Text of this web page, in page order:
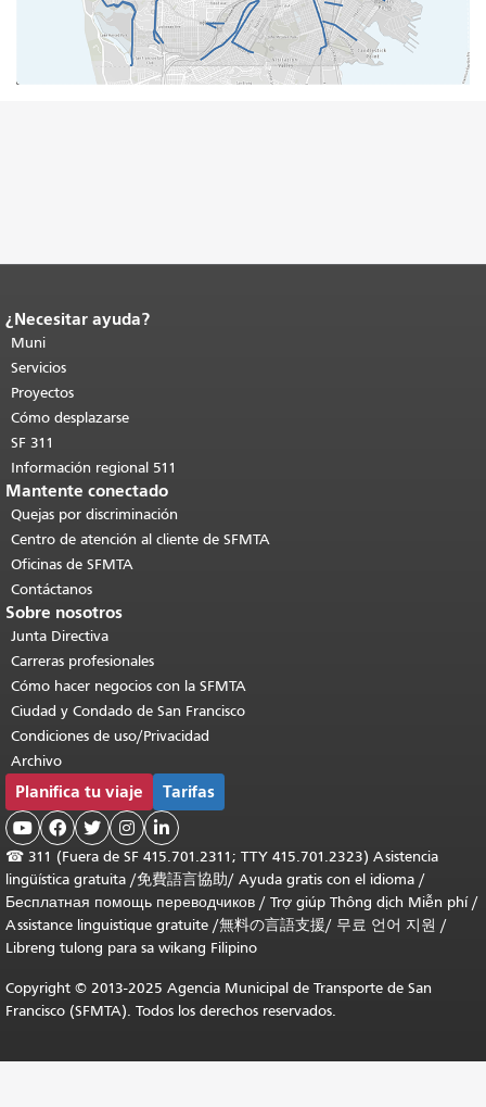
Fin del contenido de la página.
de esta página se repite en todas las
páginas.Volver al principio del
contenido principal
¿Necesitar ayuda?
Muni
Servicios
Proyectos
Cómo desplazarse
SF 311
Información regional 511
Mantente conectado
Quejas por discriminación
Centro de atención al cliente de SFMTA
Oficinas de SFMTA
Contáctanos
Sobre nosotros
Junta Directiva
Carreras profesionales
Cómo hacer negocios con la SFMTA
Ciudad y Condado de San Francisco
Condiciones de uso/Privacidad
Archivo
Planifica tu viaje Tarifas
    
☎ 311 (Fuera de SF 415.701.2311; TTY 415.701.2323) Asistencia
lingüística gratuita /免費語言協助/ Ayuda gratis con el idioma /
Бесплатная помощь переводчиков / Trợ giúp Thông dịch Miễn phí/
Assistance linguistique gratuite /無料の言語支援/ 무료 언어 지원 /
Libreng tulong para sa wikang Filipino
Copyright © 2013-2025 Agencia Municipal de Transporte de San
Francisco (SFMTA). Todos los derechos reservados.